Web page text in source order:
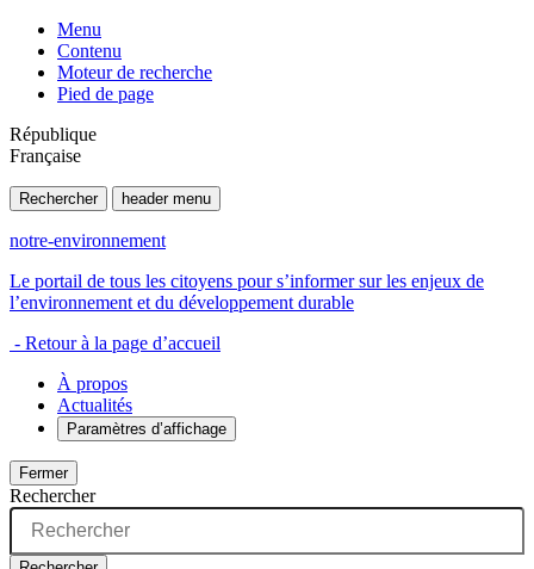
Menu
Contenu
Moteur de recherche
Pied de page
République
Française
Rechercher header menu
notre-environnement
Le portail de tous les citoyens pour s’informer sur les enjeux de
l’environnement et du développement durable
- Retour à la page d’accueil
À propos
Actualités
Paramètres d’affichage
Fermer
Rechercher